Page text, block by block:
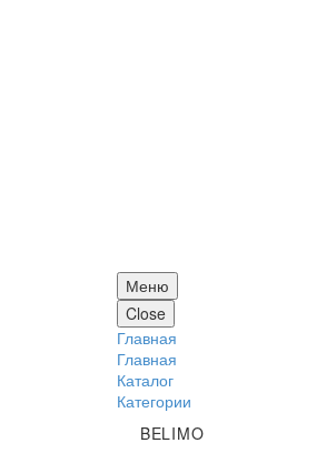
Меню
Close
Главная
Главная
Каталог
Категории
BELIMO